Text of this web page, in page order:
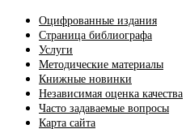
Оцифрованные издания
Страница библиографа
Услуги
Методические материалы
Книжные новинки
Независимая оценка качества
Часто задаваемые вопросы
Карта сайта